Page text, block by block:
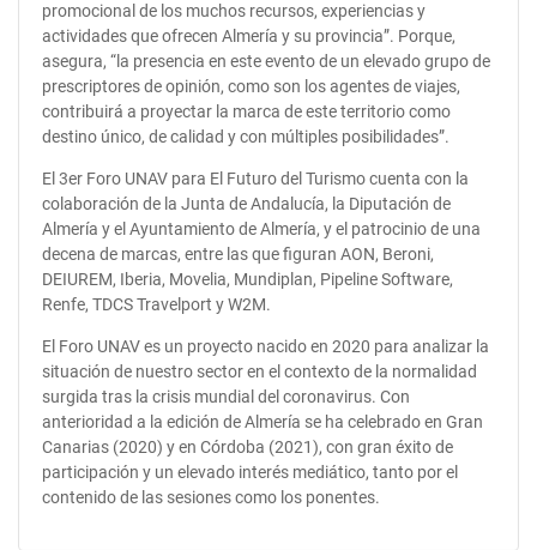
promocional de los muchos recursos, experiencias y
actividades que ofrecen Almería y su provincia”. Porque,
asegura, “la presencia en este evento de un elevado grupo de
prescriptores de opinión, como son los agentes de viajes,
contribuirá a proyectar la marca de este territorio como
destino único, de calidad y con múltiples posibilidades”.
El 3er Foro UNAV para El Futuro del Turismo cuenta con la
colaboración de la Junta de Andalucía, la Diputación de
Almería y el Ayuntamiento de Almería, y el patrocinio de una
decena de marcas, entre las que figuran AON, Beroni,
DEIUREM, Iberia, Movelia, Mundiplan, Pipeline Software,
Renfe, TDCS Travelport y W2M.
El Foro UNAV es un proyecto nacido en 2020 para analizar la
situación de nuestro sector en el contexto de la normalidad
surgida tras la crisis mundial del coronavirus. Con
anterioridad a la edición de Almería se ha celebrado en Gran
Canarias (2020) y en Córdoba (2021), con gran éxito de
participación y un elevado interés mediático, tanto por el
contenido de las sesiones como los ponentes.